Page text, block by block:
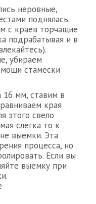
неровные,
поднялась.
с краев торчащие
подрабатывая и в
убираем
стамески
16 мм, ставим в
края
этого свело
слегка то к
выемки. Эта
процесса, но
Если вы
выемку при